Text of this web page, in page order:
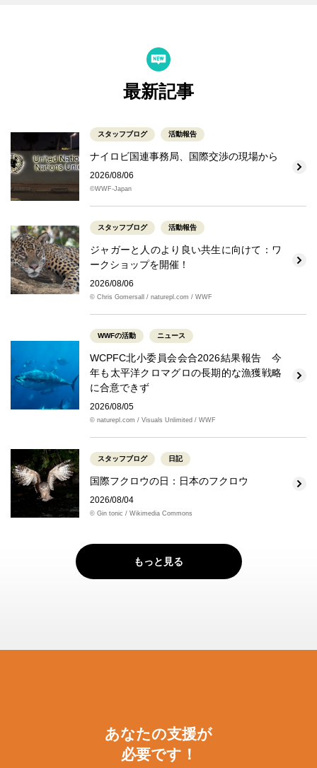
最新記事
スタッフブログ 活動報告
ナイロビ国連事務局、国際交渉の現場から
2026/08/06
©WWF-Japan
スタッフブログ 活動報告
ジャガーと人のより良い共生に向けて：ワ
ークショップを開催！
2026/08/06
© Chris Gomersall / naturepl.com / WWF
WWFの活動 ニュース
WCPFC北小委員会会合2026結果報告 今
年も太平洋クロマグロの長期的な漁獲戦略
に合意できず
2026/08/05
© naturepl.com / Visuals Unlimited / WWF
スタッフブログ 日記
国際フクロウの日：日本のフクロウ
2026/08/04
© Gin tonic / Wikimedia Commons
もっと見る
あなたの支援が
必要です！